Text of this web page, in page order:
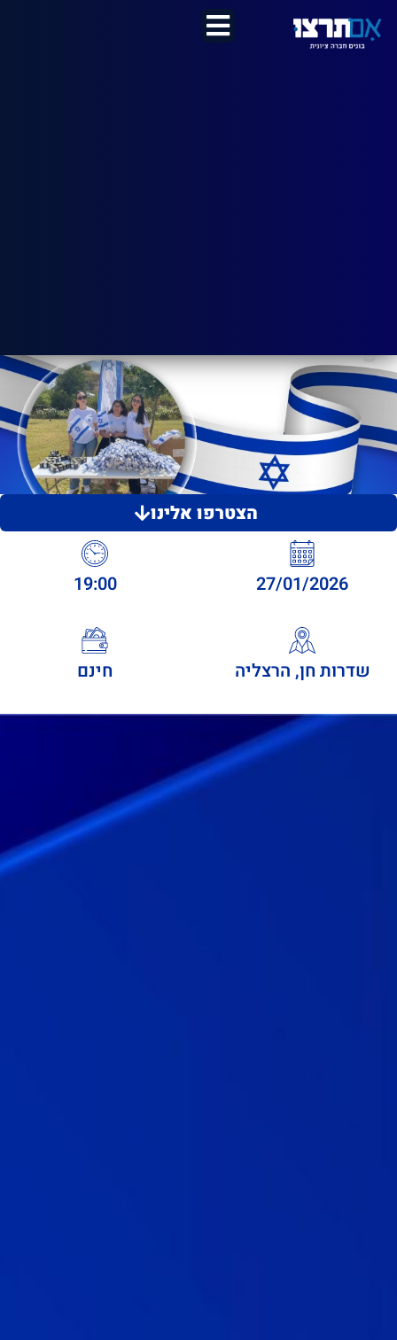
הצטרפו אלינו
27/01/2026
19:00
שדרות חן, הרצליה חינם